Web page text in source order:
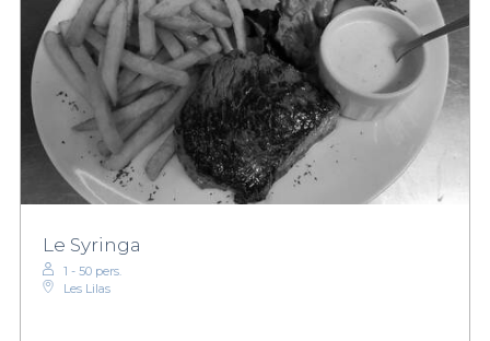
Le Syringa
1 - 50 pers.
Les Lilas